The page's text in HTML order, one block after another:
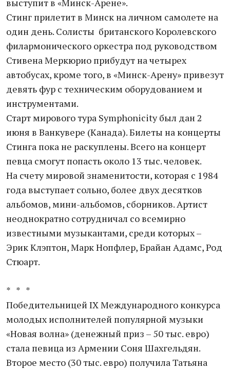
выступит в «Минск-Арене».
Стинг прилетит в Минск на личном самолете на
один день. Солисты британского Королевского
филармонического оркестра под руководством
Стивена Меркюрио прибудут на четырех
автобусах, кроме того, в «Минск-Арену» привезут
девять фур с техническим оборудованием и
инструментами.
Старт мирового тура Symphonicity был дан 2
июня в Ванкувере (Канада). Билеты на концерты
Стинга пока не раскуплены. Всего на концерт
певца смогут попасть около 13 тыс. человек.
На счету мировой знаменитости, которая с 1984
года выступает сольно, более двух десятков
альбомов, мини-альбомов, сборников. Артист
неоднократно сотрудничал со всемирно
известными музыкантами, среди которых –
Эрик Клэптон, Марк Нопфлер, Брайан Адамс, Род
Стюарт.
* * *
Победительницей IX Международного конкурса
молодых исполнителей популярной музыки
«Новая волна» (денежный приз – 50 тыс. евро)
стала певица из Армении Соня Шахгельдян.
Второе место (30 тыс. евро) получила Татьяна